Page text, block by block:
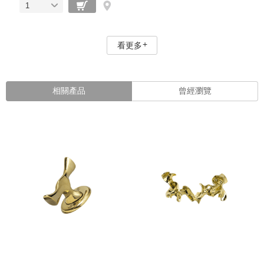
1
看更多
相關產品 曾經瀏覽